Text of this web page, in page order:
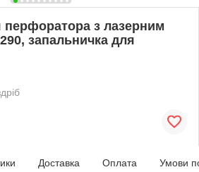
перфоратора з лазерним
запальничка для
Доставка Оплата Умови